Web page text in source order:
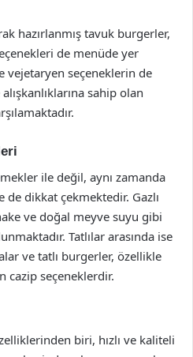
hazırlanmış tavuk burgerler,
de menüde yer
vejetaryen seçeneklerin de
sahip olan
ile değil, aynı zamanda
de dikkat çekmektedir. Gazlı
ve doğal meyve suyu gibi
Tatlılar arasında ise
ve tatlı burgerler, özellikle
cazip seçeneklerdir.
biri, hızlı ve kaliteli